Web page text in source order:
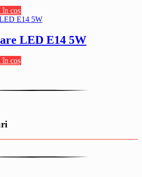
în coș
LED E14 5W
în coș